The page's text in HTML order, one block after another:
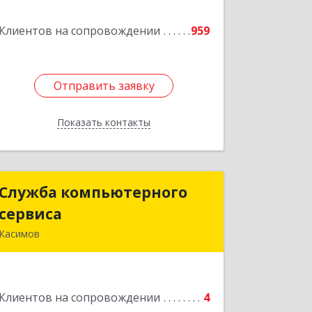
Клиентов на сопровождении 959
Отправить заявку
Показать контакты
Подробнее
Отправить заявку
Назад
Служба компьютерного
сервиса
Касимов
Клиентов на сопровождении 4
Служба компьютерного
Подробнее